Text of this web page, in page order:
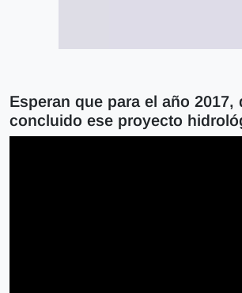
Esperan que para el año 2017,
concluido ese proyecto